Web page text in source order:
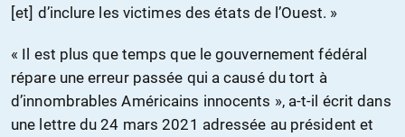
[et] d’inclure les victimes des états de l’Ouest. »
« Il est plus que temps que le gouvernement fédéral
répare une erreur passée qui a causé du tort à
d’innombrables Américains innocents », a-t-il écrit dans
une lettre du 24 mars 2021 adressée au président et